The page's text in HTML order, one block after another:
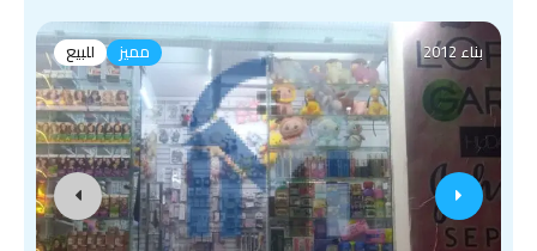
للبيع مميز بناء 2012